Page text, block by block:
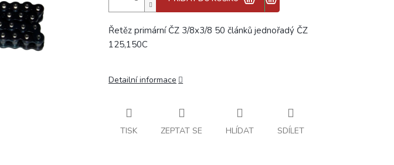
Řetěz primární ČZ 3/8x3/8 50 článků jednořadý ČZ
125,150C
Detailní informace
TISK ZEPTAT SE HLÍDAT SDÍLET